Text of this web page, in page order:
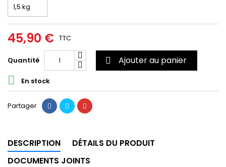
45,90 € TTC
Quantité  Ajouter au panier
 En stock
Partager
DESCRIPTION
DÉTAILS DU PRODUIT
DOCUMENTS JOINTS